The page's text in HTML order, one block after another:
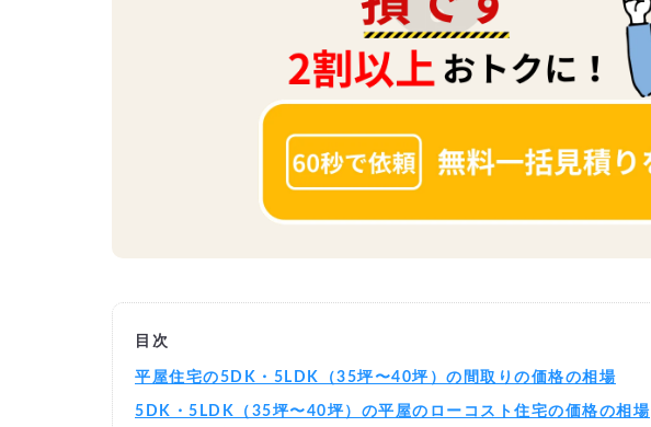
目次
平屋住宅の5DK・5LDK（35坪〜40坪）の間取りの価格の相場
5DK・5LDK（35坪〜40坪）の平屋のローコスト住宅の価格の相場